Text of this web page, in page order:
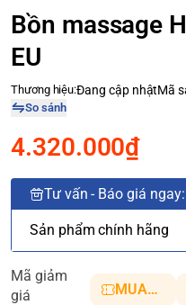
Bồn massage
EU
Thương hiệu:Đang cập nhậtMã
So sánh
4.320.000₫
Tư vấn - Báo giá
Sản phẩm chính hãng
Mã giảm
giá
MUANHANH01